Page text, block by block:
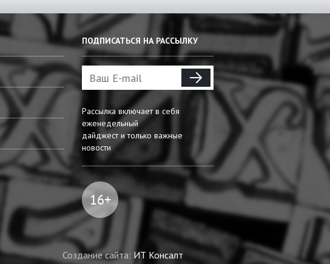
ПОДПИСАТЬСЯ НА РАССЫЛКУ
Рассылка включает в себя
еженедельный
дайджест и только важные
новости
Создание сайта: ИТ Консалт